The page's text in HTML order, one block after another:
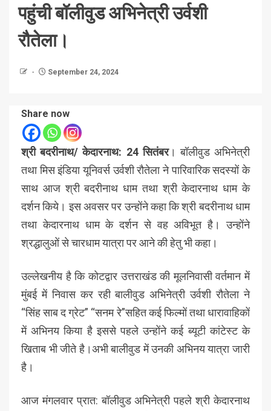
पहुंची बॉलीवुड अभिनेत्री उर्वशी
रौतेला।
September 24, 2024
Share now
श्री बदरीनाथ/ केदारनाथ: 24 सितंबर। बॉलीवुड अभिनेत्री
तथा मिस इंडिया यूनिवर्स उर्वशी रौतेला ने पारिवारिक सदस्यों के
साथ आज श्री बदरीनाथ धाम तथा श्री केदारनाथ धाम के
दर्शन किये। इस अवसर पर उन्होंने कहा कि श्री बदरीनाथ धाम
तथा केदारनाथ धाम के दर्शन से वह अविभूत है। उन्होंने
श्रद्धालुओं से चारधाम यात्रा पर आने की हेतु भी कहा।
उल्लेखनीय है कि कोटद्वार उत्तराखंड की मूलनिवासी वर्तमान में
मुंबई में निवास कर रही बालीवुड अभिनेत्री उर्वशी रौतेला ने
“सिंह साब द ग्रेट” “सनम रे”सहित कई फिल्मों तथा धारावाहिकों
में अभिनय किया है इससे पहले उन्होंने कई ब्यूटी कांटेस्ट के
खिताब भी जीते है।अभी बालीवुड में उनकी अभिनय यात्रा जारी
है।
आज मंगलवार प्रात: बॉलीवुड अभिनेत्री पहले श्री केदारनाथ